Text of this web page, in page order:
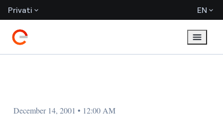
Privati EN
December 14, 2001 • 12:00 AM